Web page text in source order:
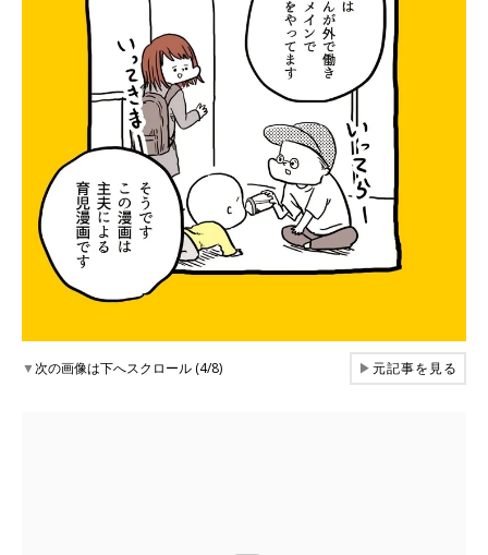
▼次の画像は下へスクロール (4/8) ▶元記事を見る